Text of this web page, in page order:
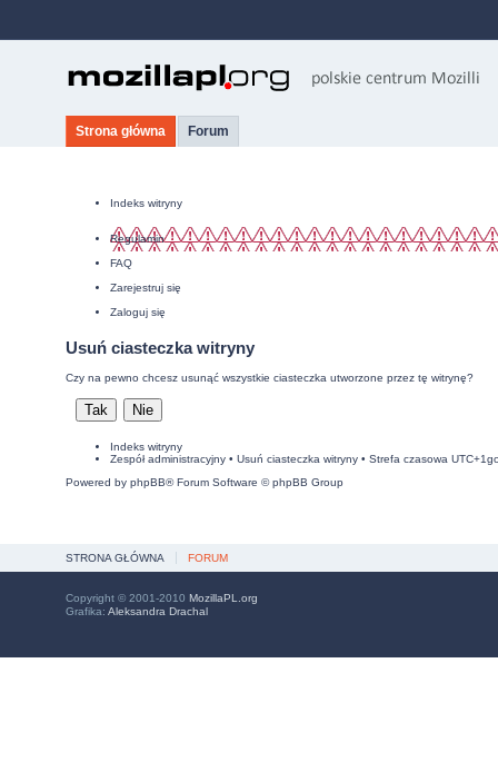
Strona główna Forum
Indeks witryny
Regulamin
FAQ
Zarejestruj się
Zaloguj się
Usuń ciasteczka witryny
Czy na pewno chcesz usunąć wszystkie ciasteczka utworzone przez tę witrynę?
Indeks witryny
Zespół administracyjny• Usuń ciasteczka witryny• Strefa czasowa
Powered by phpBB® Forum Software © phpBB Group
STRONA GŁÓWNA FORUM
Copyright © 2001-2010 MozillaPL.org
Grafika: Aleksandra Drachal